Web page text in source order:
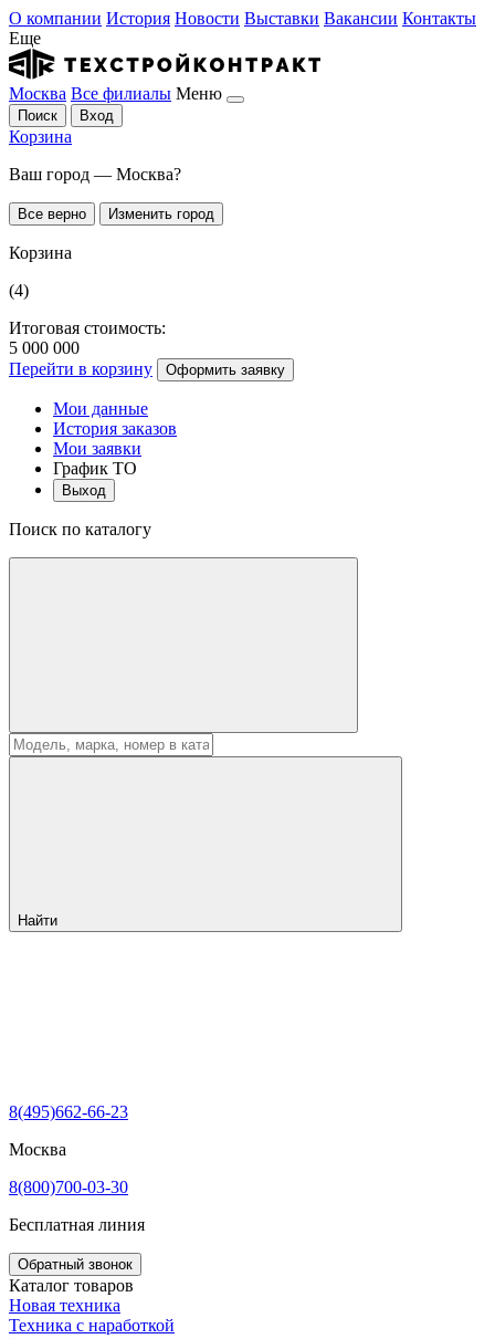
О компании История Новости Выставки Вакансии Контакты
Еще
Москва Все филиалы Меню
Поиск Вход
Корзина
Ваш город — Москва?
Все верно Изменить город
Корзина
(4)
Итоговая стоимость:
5 000 000
Перейти в корзину
Оформить заявку
Мои данные
История заказов
Мои заявки
График ТО
Выход
Поиск по каталогу
Найти
8(495)662-66-23
Москва
8(800)700-03-30
Бесплатная линия
Обратный звонок
Каталог товаров
Новая техника
Техника с наработкой